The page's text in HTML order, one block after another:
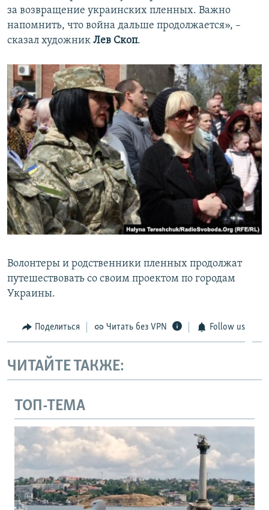
за возвращение украинских пленных. Важно
напомнить, что война дальше продолжается», –
сказал художник Лев Скоп.
Волонтеры и родственники пленных продолжат
путешествовать со своим проектом по городам
Украины.
Поделиться Читать без VPN Follow us
ЧИТАЙТЕ ТАКЖЕ:
ТОП-ТЕМА